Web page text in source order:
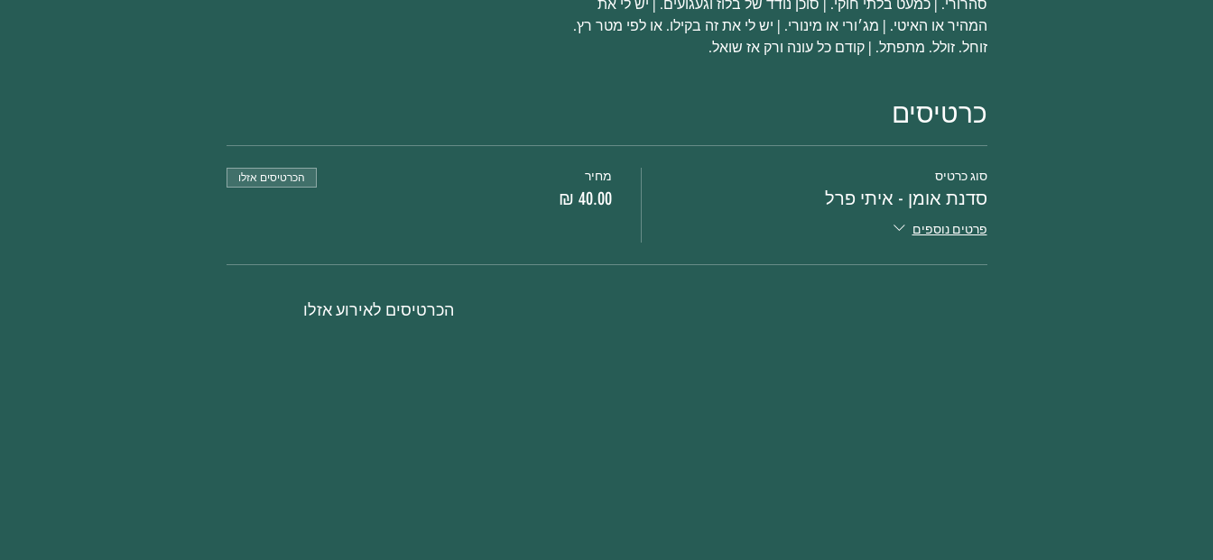
המהיר או האיטי. | מג׳ורי או מינורי. | יש לי את זה בקילו. או לפי מטר רץ.
זוחל. זולל. מתפתל. | קודם כל עונה ורק אז שואל.
כרטיסים
סוג כרטיס
סדנת אומן - איתי פרל
פרטים נוספים
מחיר הכרטיסים אזלו
הכרטיסים לאירוע אזלו